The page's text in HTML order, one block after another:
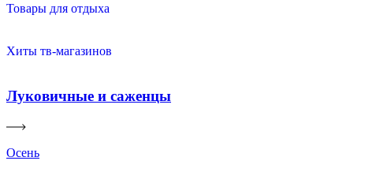
Товары для отдыха
Хиты тв-магазинов
Луковичные и саженцы
Осень